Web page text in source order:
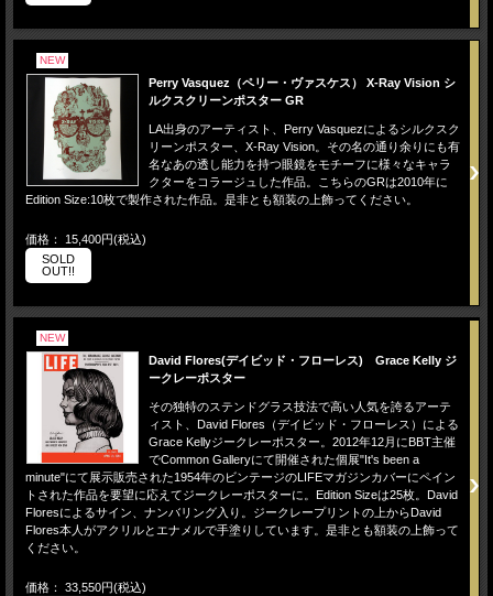
NEW
Perry Vasquez（ペリー・ヴァスケス） X-Ray Vision シ
ルクスクリーンポスター GR
LA出身のアーティスト、Perry Vasquezによるシルクスク
リーンポスター、X-Ray Vision。その名の通り余りにも有
名なあの透し能力を持つ眼鏡をモチーフに様々なキャラ
クターをコラージュした作品。こちらのGRは2010年に
Edition Size:10枚で製作された作品。是非とも額装の上飾ってください。
価格： 15,400円(税込)
SOLD
OUT!!
NEW
David Flores(デイビッド・フローレス) Grace Kelly ジ
ークレーポスター
その独特のステンドグラス技法で高い人気を誇るアーテ
ィスト、David Flores（デイビッド・フローレス）による
Grace Kellyジークレーポスター。2012年12月にBBT主催
でCommon Galleryにて開催された個展"It's been a
minute"にて展示販売された1954年のビンテージのLIFEマガジンカバーにペイン
トされた作品を要望に応えてジークレーポスターに。Edition Sizeは25枚。David
Floresによるサイン、ナンバリング入り。ジークレープリントの上からDavid
Flores本人がアクリルとエナメルで手塗りしています。是非とも額装の上飾って
ください。
価格： 33,550円(税込)